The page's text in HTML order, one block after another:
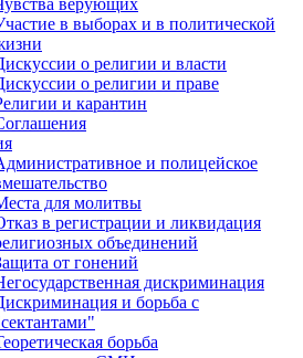
верующих
в выборах и в политической
о религии и власти
о религии и праве
и карантин
и полицейское
для молитвы
в регистрации и ликвидация
объединений
от гонений
дискриминация
и борьба с
борьба